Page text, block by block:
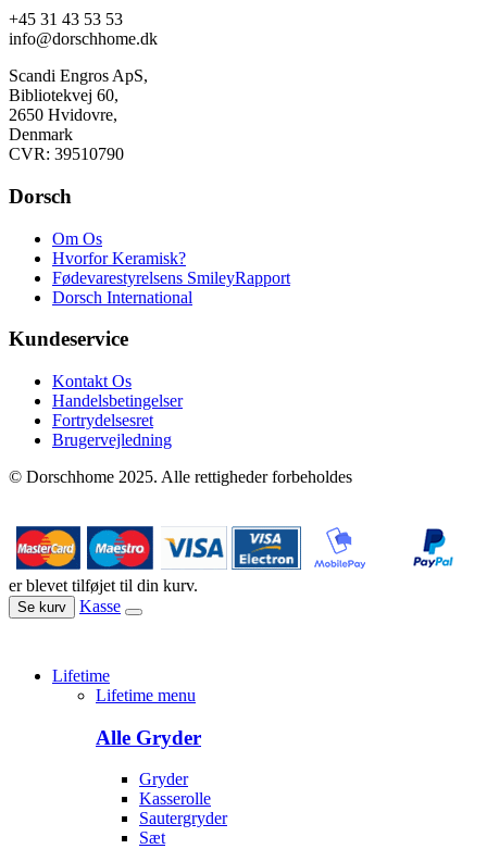
+45 31 43 53 53
info@dorschhome.dk
Scandi Engros ApS,
Bibliotekvej 60,
2650 Hvidovre,
Denmark
CVR: 39510790
Dorsch
Om Os
Hvorfor Keramisk?
Fødevarestyrelsens SmileyRapport
Dorsch International
Kundeservice
Kontakt Os
Handelsbetingelser
Fortrydelsesret
Brugervejledning
© Dorschhome 2025. Alle rettigheder forbeholdes
er blevet tilføjet til din kurv.
Se kurv Kasse
Lifetime
Lifetime menu
Alle Gryder
Gryder
Kasserolle
Sautergryder
Sæt